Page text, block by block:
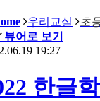
우리교실
초
뷰어로 보기
19:27
한글